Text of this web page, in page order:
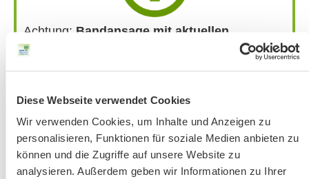
Diese Webseite verwendet Cookies
Wir verwenden Cookies, um Inhalte und Anzeigen zu
personalisieren, Funktionen für soziale Medien anbieten zu
können und die Zugriffe auf unsere Website zu
analysieren. Außerdem geben wir Informationen zu Ihrer
Achtung: Bandansage mit aktuellen
Änderungen
unter 51 56 76-33 jeweils ab
Bergausrüstung
Fahrkarten
Kontakt-Telefonnummern